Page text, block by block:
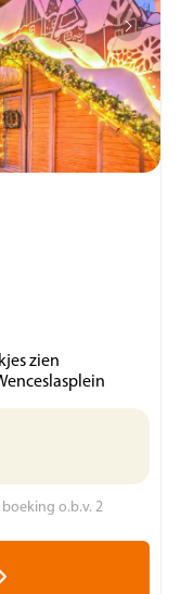
zien
o.b.v. 2